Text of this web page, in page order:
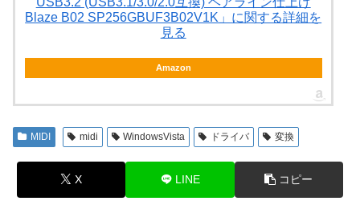
Blaze B02 SP256GBUF3B02V1K」に関する詳細を
見る
Amazon
MIDI midi WindowsVista ドライバ 変換
X LINE コピー